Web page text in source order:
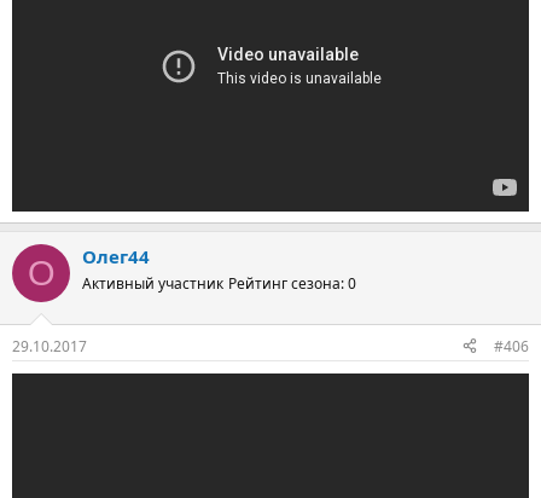
О Олег44
Активный участник Рейтинг сезона: 0
29.10.2017 #406